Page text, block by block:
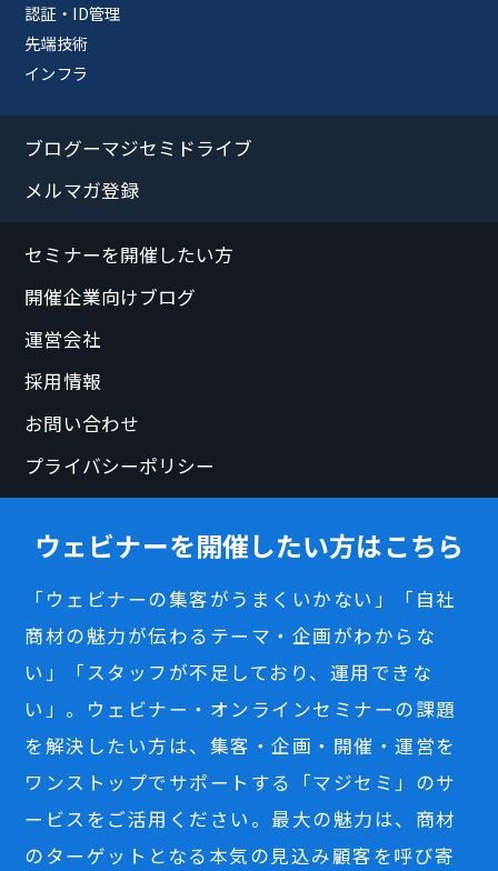
認証・ID管理
先端技術
インフラ
ブログーマジセミドライブ
メルマガ登録
セミナーを開催したい方
開催企業向けブログ
運営会社
採用情報
お問い合わせ
プライバシーポリシー
ウェビナーを開催したい方はこちら
「ウェビナーの集客がうまくいかない」「自社
商材の魅力が伝わるテーマ・企画がわからな
い」「スタッフが不足しており、運用できな
い」。ウェビナー・オンラインセミナーの課題
を解決したい方は、集客・企画・開催・運営を
ワンストップでサポートする「マジセミ」のサ
ービスをご活用ください。最大の魅力は、商材
のターゲットとなる本気の見込み顧客を呼び寄